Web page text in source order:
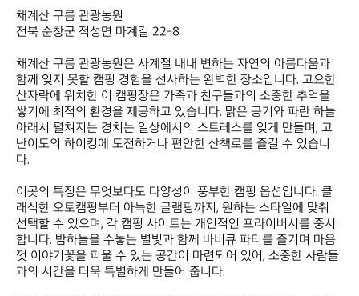
구
름
관
광
농
원
채계산 구름 관광농원
전북 순창군 적성면 마계길 22-8
채계산 구름 관광농원은 사계절 내내 변하는 자연의 아름다움과
함께 잊지 못할 캠핑 경험을 선사하는 완벽한 장소입니다. 고요한
산자락에 위치한 이 캠핑장은 가족과 친구들과의 소중한 추억을
쌓기에 최적의 환경을 제공하고 있습니다. 맑은 공기와 파란 하늘
아래서 펼쳐지는 경치는 일상에서의 스트레스를 잊게 만들며, 고
난이도의 하이킹에 도전하거나 편안한 산책로를 즐길 수 있습니
다.
이곳의 특징은 무엇보다도 다양성이 풍부한 캠핑 옵션입니다. 클
래식한 오토캠핑부터 아늑한 글램핑까지, 원하는 스타일에 맞춰
선택할 수 있으며, 각 캠핑 사이트는 개인적인 프라이버시를 중시
합니다. 밤하늘을 수놓는 별빛과 함께 바비큐 파티를 즐기며 마음
껏 이야기꽃을 피울 수 있는 공간이 마련되어 있어, 소중한 사람들
과의 시간을 더욱 특별하게 만들어 줍니다.